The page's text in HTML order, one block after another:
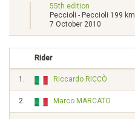
55th edition
Peccioli - Peccioli 199 km
7 October 2010
Rider
1. Riccardo RICCÒ
2. Marco MARCATO